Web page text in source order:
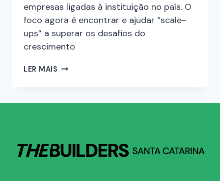
empresas ligadas à instituição no país. O
foco agora é encontrar e ajudar “scale-
ups” a superar os desafios do
crescimento
LER MAIS